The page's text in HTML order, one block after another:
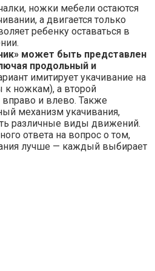
ножки мебели остаются
а двигается только
ребенку оставаться в
может быть представлен
продольный и
имитирует укачивание на
к ножкам), а второй
и влево. Также
механизм укачивания,
различные виды движений.
ответа на вопрос о том,
лучше — каждый выбирает